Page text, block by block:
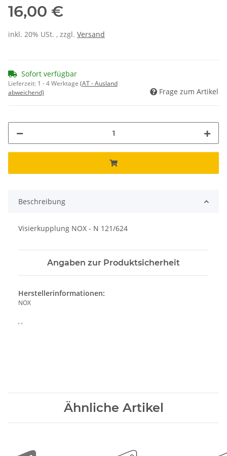
16,00 €
inkl. 20% USt. , zzgl. Versand
Sofort verfügbar
Lieferzeit: 1 - 4 Werktage (AT - Ausland
abweichend)
Frage zum Artikel
Beschreibung
Visierkupplung NOX - N 121/624
Angaben zur Produktsicherheit
Herstellerinformationen:
NOX
, ,
Ähnliche Artikel